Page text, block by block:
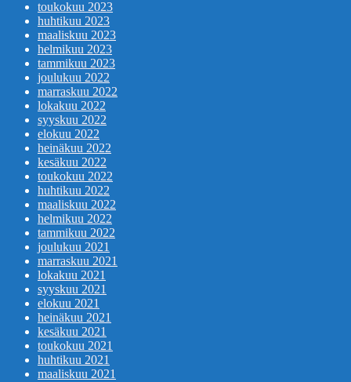
toukokuu 2023
huhtikuu 2023
maaliskuu 2023
helmikuu 2023
tammikuu 2023
joulukuu 2022
marraskuu 2022
lokakuu 2022
syyskuu 2022
elokuu 2022
heinäkuu 2022
kesäkuu 2022
toukokuu 2022
huhtikuu 2022
maaliskuu 2022
helmikuu 2022
tammikuu 2022
joulukuu 2021
marraskuu 2021
lokakuu 2021
syyskuu 2021
elokuu 2021
heinäkuu 2021
kesäkuu 2021
toukokuu 2021
huhtikuu 2021
maaliskuu 2021